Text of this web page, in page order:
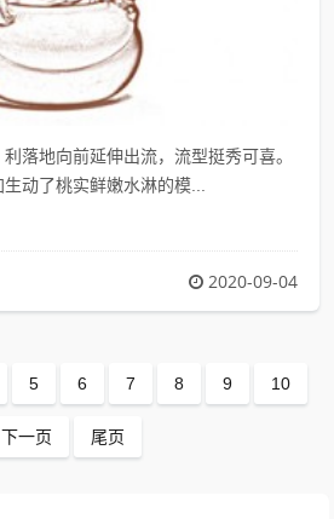
落地向前延伸出流，流型挺秀可喜。
动了桃实鲜嫩水淋的模...
2020-09-04
5 6 7 8 9 10
下一页 尾页